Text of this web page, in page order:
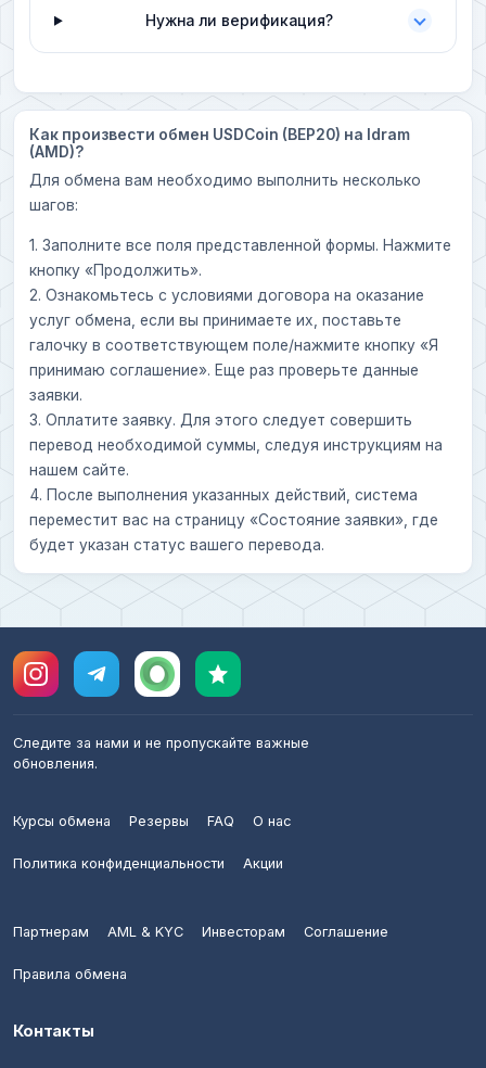
Нужна ли верификация?
Как произвести обмен USDCoin (BEP20) на Idram
(AMD)?
Для обмена вам необходимо выполнить несколько
шагов:
1. Заполните все поля представленной формы. Нажмите
кнопку «Продолжить».
2. Ознакомьтесь с условиями договора на оказание
услуг обмена, если вы принимаете их, поставьте
галочку в соответствующем поле/нажмите кнопку «Я
принимаю соглашение». Еще раз проверьте данные
заявки.
3. Оплатите заявку. Для этого следует совершить
перевод необходимой суммы, следуя инструкциям на
нашем сайте.
4. После выполнения указанных действий, система
переместит вас на страницу «Состояние заявки», где
будет указан статус вашего перевода.
Следите за нами и не пропускайте важные
обновления.
Курсы обмена Резервы FAQ О нас
Политика конфиденциальности Акции
Партнерам AML & KYC Инвесторам Соглашение
Правила обмена
Контакты